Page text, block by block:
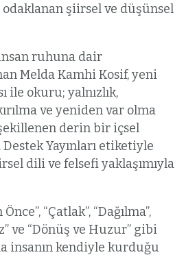
odaklanan şiirsel ve düşünsel
ruhuna dair
Melda Kamhi Kosif, yeni
ile okuru; yalnızlık,
ve yeniden var olma
derin bir içsel
Yayınları etiketiyle
dili ve felsefi yaklaşımıyla
“Çatlak”, “Dağılma”,
ve “Dönüş ve Huzur” gibi
insanın kendiyle kurduğu